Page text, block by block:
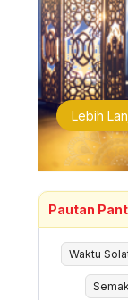
Lebih
Pautan
Waktu